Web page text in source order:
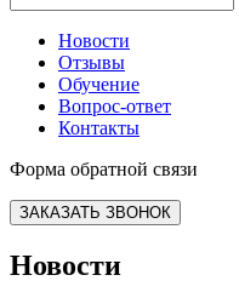
Новости
Отзывы
Обучение
Вопрос-ответ
Контакты
Форма обратной связи
ЗАКАЗАТЬ ЗВОНОК
Новости